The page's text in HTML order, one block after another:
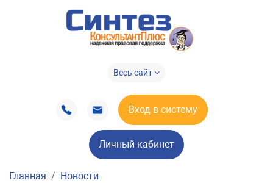
Весь сайт
Вход в систему
Личный кабинет
Главная
Новости